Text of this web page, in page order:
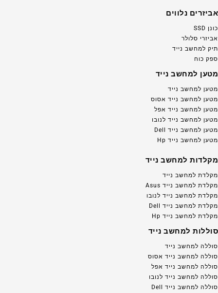
אביזרים נלווים
כונן SSD
אביזרי סלולר
תיק למחשב נייד
ספק כוח
מטען למחשב נייד
מטען למחשב נייד
מטען למחשב נייד אסוס
מטען למחשב נייד אפל
מטען למחשב נייד לנובו
מטען למחשב נייד Dell
מטען למחשב נייד Hp
מקלדות למחשב נייד
מקלדת למחשב נייד
מקלדת למחשב נייד Asus
מקלדת למחשב נייד לנובו
מקלדת למחשב נייד Dell
מקלדת למחשב נייד Hp
סוללות למחשב נייד
סוללה למחשב נייד
סוללה למחשב נייד אסוס
סוללה למחשב נייד אפל
סוללה למחשב נייד לנובו
סוללה למחשב נייד Dell